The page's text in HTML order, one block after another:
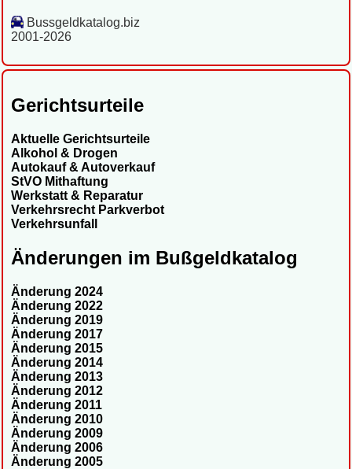
Bussgeldkatalog.biz
2001-2026
Gerichtsurteile
Aktuelle Gerichtsurteile
Alkohol & Drogen
Autokauf & Autoverkauf
StVO Mithaftung
Werkstatt & Reparatur
Verkehrsrecht Parkverbot
Verkehrsunfall
Änderungen im Bußgeldkatalog
Änderung 2024
Änderung 2022
Änderung 2019
Änderung 2017
Änderung 2015
Änderung 2014
Änderung 2013
Änderung 2012
Änderung 2011
Änderung 2010
Änderung 2009
Änderung 2006
Änderung 2005